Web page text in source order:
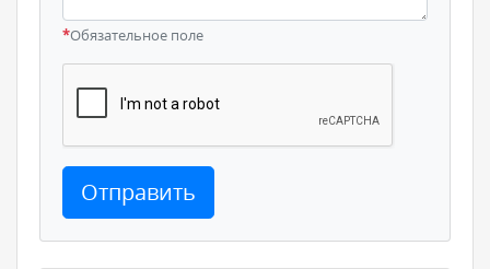
*Обязательное поле
Отправить